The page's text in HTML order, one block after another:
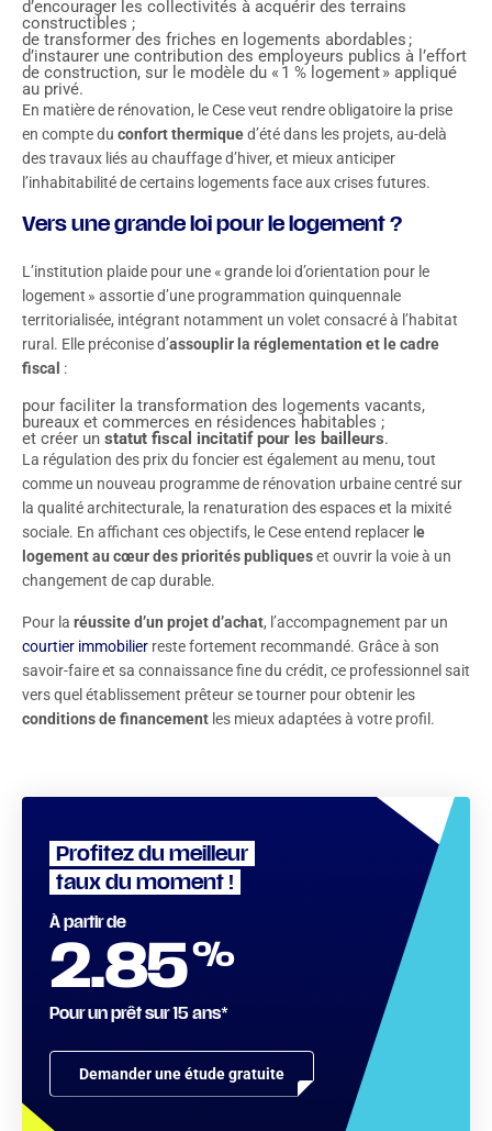
d’encourager les collectivités à acquérir des terrains
constructibles ;
de transformer des friches en logements abordables ;
d’instaurer une contribution des employeurs publics à l’effort
de construction, sur le modèle du « 1 % logement » appliqué
au privé.
En matière de rénovation, le Cese veut rendre obligatoire la prise
en compte du confort thermiqued’été dans les projets, au-delà
des travaux liés au chauffage d’hiver, et mieux anticiper
l’inhabitabilité de certains logements face aux crises futures.
Vers une grande loi pour le logement ?
L’institution plaide pour une « grande loi d’orientation pour le
logement » assortie d’une programmation quinquennale
territorialisée, intégrant notamment un volet consacré à l’habitat
rural. Elle préconise d’assouplir la réglementation et le cadre
fiscal :
pour faciliter la transformation des logements vacants,
bureaux et commerces en résidences habitables ;
et créer un statut fiscal incitatif pour les bailleurs.
La régulation des prix du foncier est également au menu, tout
comme un nouveau programme de rénovation urbaine centré sur
la qualité architecturale, la renaturation des espaces et la mixité
sociale. En affichant ces objectifs, le Cese entend replacer le
logement au cœur des priorités publiqueset ouvrir la voie à un
changement de cap durable.
Pour la réussite d’un projet d’achat, l’accompagnement par un
courtier immobilier reste fortement recommandé. Grâce à son
savoir-faire et sa connaissance fine du crédit, ce professionnel sait
vers quel établissement prêteur se tourner pour obtenir les
conditions de financement les mieux adaptées à votre profil.
Profitez du meilleur
taux du moment !
Demander une étude gratuite
À partir de
2.85%
Pour un prêt sur 15 ans*